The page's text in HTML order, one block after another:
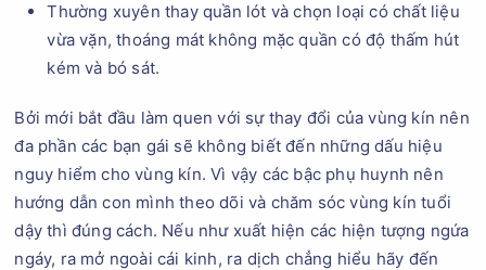
Thường xuyên thay quần lót và chọn loại có chất liệu
vừa vặn, thoáng mát không mặc quần có độ thấm hút
kém và bó sát.
Bởi mới bắt đầu làm quen với sự thay đổi của vùng kín nên
đa phần các bạn gái sẽ không biết đến những dấu hiệu
nguy hiểm cho vùng kín. Vì vậy các bậc phụ huynh nên
hướng dẫn con mình theo dõi và chăm sóc vùng kín tuổi
dậy thì đúng cách. Nếu như xuất hiện các hiện tượng ngứa
ngáy, ra mở ngoài cái kinh, ra dịch chẳng hiểu hãy đến